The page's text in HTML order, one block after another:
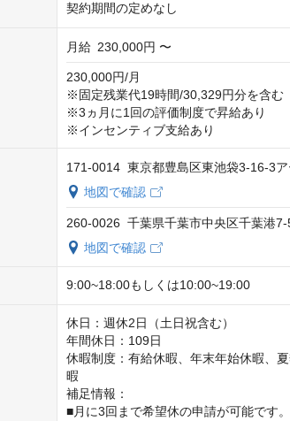
契約期間の定めなし
月給 230,000円 〜
230,000円/月
※固定残業代19時間/30,329円分を含む
※3ヵ月に1回の評価制度で昇給あり
※インセンティブ支給あり
171-0014 東京都豊島区東池袋3-16-3
地図で確認
260-0026 千葉県千葉市中央区千葉港
地図で確認
9:00~18:00もしくは10:00~19:00
休日：週休2日（土日祝含む）
年間休日：109日
休暇制度：有給休暇、年末年始休暇、
暇
補足情報：
■月に3回まで希望休の申請が可能です。